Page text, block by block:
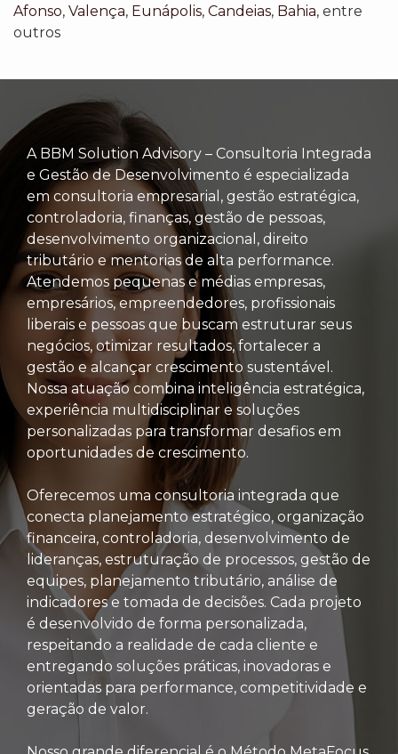
Afonso, Valença, Eunápolis, Candeias, Bahia, entre
outros
A BBM Solution Advisory – Consultoria Integrada
e Gestão de Desenvolvimento é especializada
em consultoria empresarial, gestão estratégica,
controladoria, finanças, gestão de pessoas,
desenvolvimento organizacional, direito
tributário e mentorias de alta performance.
Atendemos pequenas e médias empresas,
empresários, empreendedores, profissionais
liberais e pessoas que buscam estruturar seus
negócios, otimizar resultados, fortalecer a
gestão e alcançar crescimento sustentável.
Nossa atuação combina inteligência estratégica,
experiência multidisciplinar e soluções
personalizadas para transformar desafios em
oportunidades de crescimento.
Oferecemos uma consultoria integrada que
conecta planejamento estratégico, organização
financeira, controladoria, desenvolvimento de
lideranças, estruturação de processos, gestão de
equipes, planejamento tributário, análise de
indicadores e tomada de decisões. Cada projeto
é desenvolvido de forma personalizada,
respeitando a realidade de cada cliente e
entregando soluções práticas, inovadoras e
orientadas para performance, competitividade e
geração de valor.